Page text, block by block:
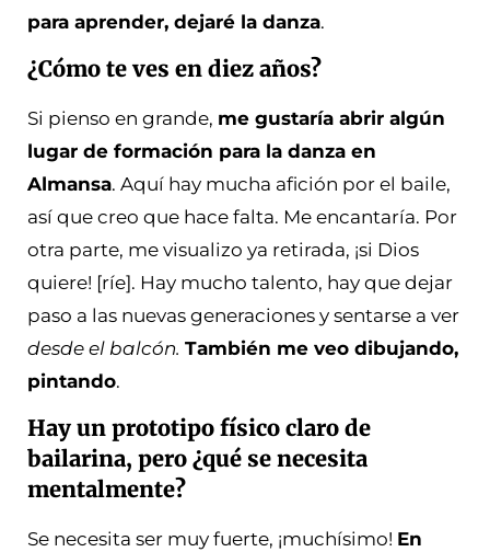
para aprender, dejaré la danza.
¿Cómo te ves en diez años?
Si pienso en grande, me gustaría abrir algún
lugar de formación para la danza en
Almansa. Aquí hay mucha afición por el baile,
así que creo que hace falta. Me encantaría. Por
otra parte, me visualizo ya retirada, ¡si Dios
quiere! [ríe]. Hay mucho talento, hay que dejar
paso a las nuevas generaciones y sentarse a ver
desde el balcón. También me veo dibujando,
pintando.
Hay un prototipo físico claro de
bailarina, pero ¿qué se necesita
mentalmente?
Se necesita ser muy fuerte, ¡muchísimo! En